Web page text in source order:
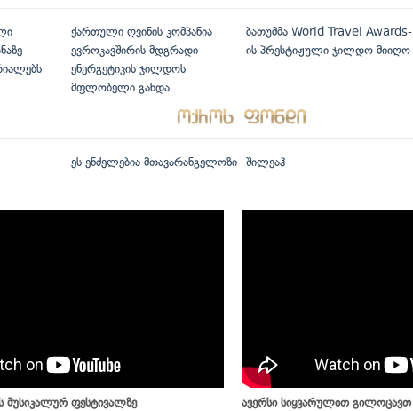
ქართული ღვინის კომპანია
ევროკავშირის მდგრადი
ენერგეტიკის ჯილდოს
მფლობელი გახდა
ბათუმმა World Travel Awards-
ის პრესტიჟული ჯილდო მიიღო
ეს ენძელებია მთავარანგელოზი შილეაჰ
მუსიკალურ ფესტივალზე ავერსი სიყვარულით